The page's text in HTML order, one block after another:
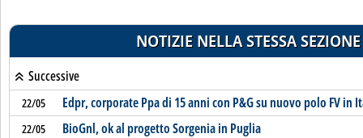
NOTIZIE NELLA STESSA SEZIONE
Successive
22/05 Edpr, corporate Ppa di 15 anni con P&G su nuovo polo FV in
22/05 BioGnl, ok al progetto Sorgenia in Puglia